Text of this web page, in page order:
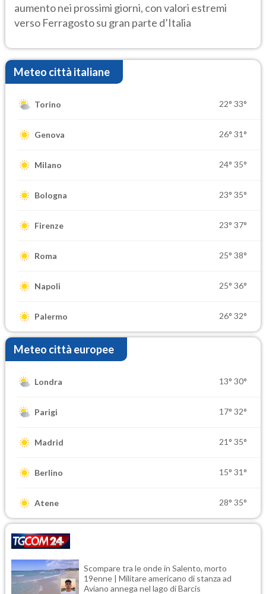
aumento nei prossimi giorni, con valori estremi
verso Ferragosto su gran parte d’Italia
Meteo città italiane
Torino 22° 33°
Genova 26° 31°
Milano 24° 35°
Bologna 23° 35°
Firenze 23° 37°
Roma 25° 38°
Napoli 25° 36°
Palermo 26° 32°
Meteo città europee
Londra 13° 30°
Parigi 17° 32°
Madrid 21° 35°
Berlino 15° 31°
Atene 28° 35°
Scompare tra le onde in Salento, morto
19enne | Militare americano di stanza ad
Aviano annega nel lago di Barcis